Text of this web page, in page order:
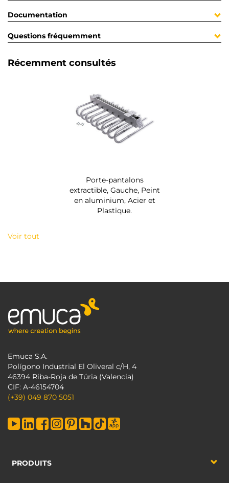
Documentation
Questions fréquemment
Récemment consultés
Porte-pantalons
extractible, Gauche, Peint
en aluminium, Acier et
Plastique.
Voir tout
Emuca S.A.
Polígono Industrial El Oliveral c/H, 4
46394 Riba-Roja de Túria (Valencia)
CIF: A-46154704
(+39) 049 870 5051
PRODUITS